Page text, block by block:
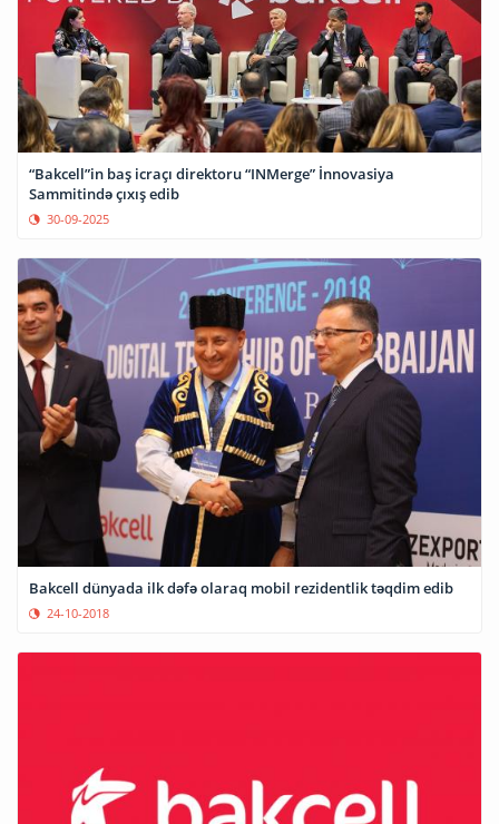
“Bakcell”in baş icraçı direktoru “INMerge” İnnovasiya
Sammitində çıxış edib
30-09-2025
Bakcell dünyada ilk dəfə olaraq mobil rezidentlik təqdim edib
24-10-2018